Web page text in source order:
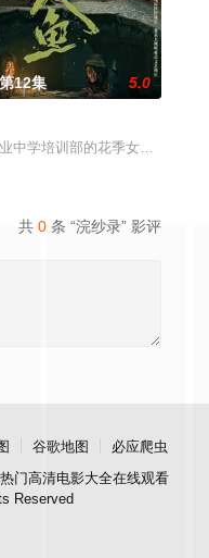
未来。为此，苏琳苦练口语并争
，高景波、徐邵梁、孙希光
家大小姐掩盖未婚先孕丑闻
12集 5.0
中学培训部的花季女生苏琳（
共 0 条 “浣纱录” 影评
谷歌地图
必应爬虫
门高清电影大全在线观看
Reserved